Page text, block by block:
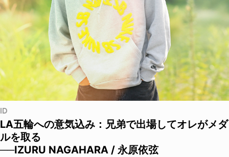
ID
LA五輪への意気込み：兄弟で出場してオレがメダ
ルを取る
──IZURU NAGAHARA / 永原依弦